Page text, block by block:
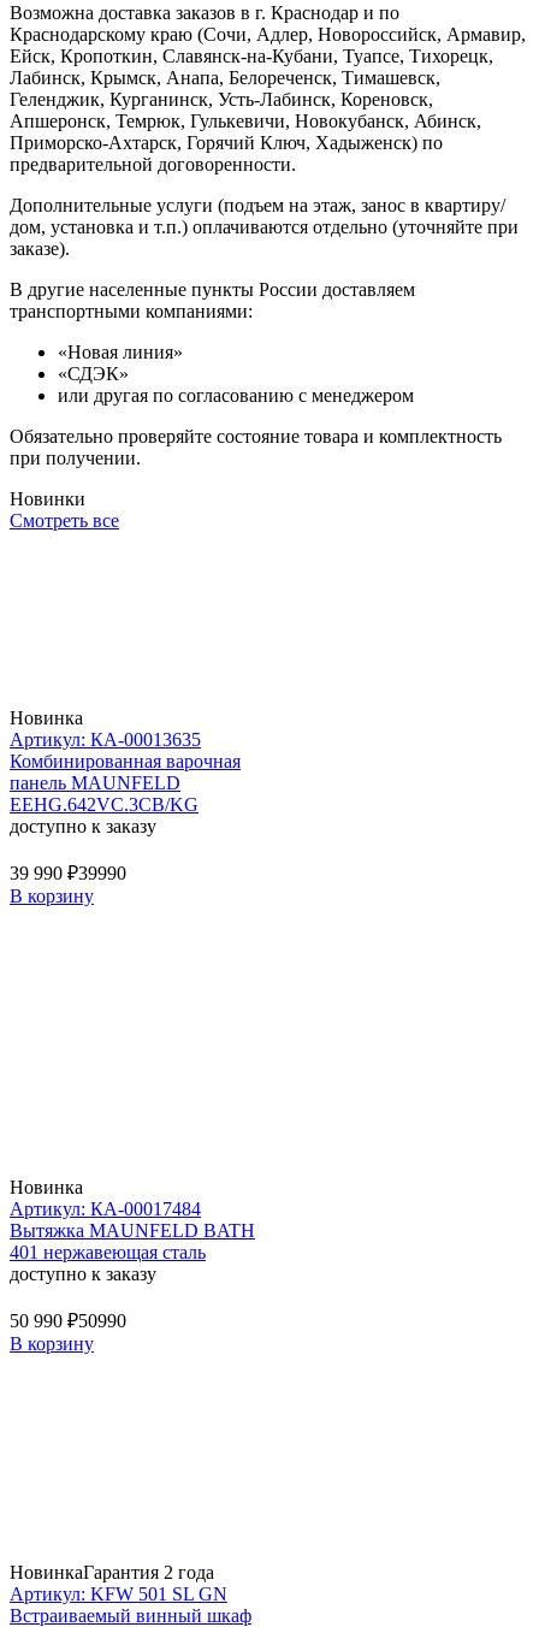
Возможна доставка заказов в г. Краснодар и по
Краснодарскому краю (Сочи, Адлер, Новороссийск, Армавир,
Ейск, Кропоткин, Славянск-на-Кубани, Туапсе, Тихорецк,
Лабинск, Крымск, Анапа, Белореченск, Тимашевск,
Геленджик, Курганинск, Усть-Лабинск, Кореновск,
Апшеронск, Темрюк, Гулькевичи, Новокубанск, Абинск,
Приморско-Ахтарск, Горячий Ключ, Хадыженск) по
предварительной договоренности.
Дополнительные услуги (подъем на этаж, занос в квартиру/
дом, установка и т.п.) оплачиваются отдельно (уточняйте при
заказе).
В другие населенные пункты России доставляем
транспортными компаниями:
«Новая линия»
«СДЭК»
или другая по согласованию с менеджером
Обязательно проверяйте состояние товара и комплектность
при получении.
Новинки
Смотреть все
Новинка
Артикул: КА-00013635
Комбинированная варочная
панель MAUNFELD
EEHG.642VC.3CB/KG
доступно к заказу
39 990 ₽39990
В корзину
Новинка
Артикул: КА-00017484
Вытяжка MAUNFELD BATH
401 нержавеющая сталь
доступно к заказу
50 990 ₽50990
В корзину
НовинкаГарантия 2 года
Артикул: KFW 501 SL GN
Встраиваемый винный шкаф